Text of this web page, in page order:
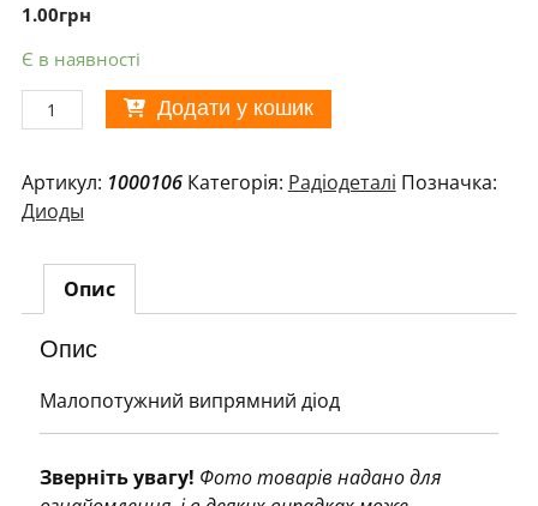
1.00грн
Є в наявності
Діод
1N4007
Додати у кошик
Артикул: 1000106 Категорія: Радіодеталі Позначка:
Диоды
Опис
Опис
Малопотужний випрямний діод
Зверніть увагу! Фото товарів надано для